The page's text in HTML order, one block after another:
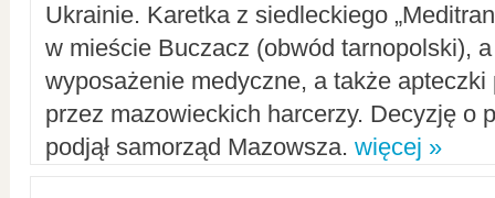
Ukrainie. Karetka z siedleckiego
w mieście Buczacz (obwód tarnopolski),
wyposażenie medyczne, a także apteczki
przez mazowieckich harcerzy. Decyzję o
podjął samorząd Mazowsza. więcej »